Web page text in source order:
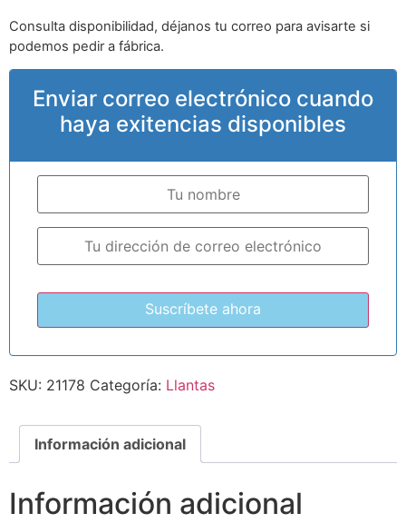
Consulta disponibilidad, déjanos tu correo para avisarte si
podemos pedir a fábrica.
Enviar correo electrónico cuando
haya exitencias disponibles
SKU: 21178 Categoría: Llantas
Información adicional
Información adicional